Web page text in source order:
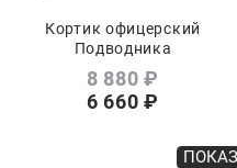
Кортик офицерский
Подводника
8 880 ₽
6 660 ₽